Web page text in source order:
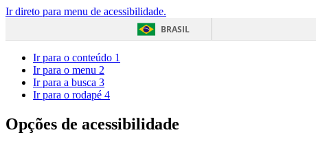
Ir direto para menu de acessibilidade.
BRASIL
Ir para o conteúdo 1
Ir para o menu 2
Ir para a busca 3
Ir para o rodapé 4
Opções de acessibilidade